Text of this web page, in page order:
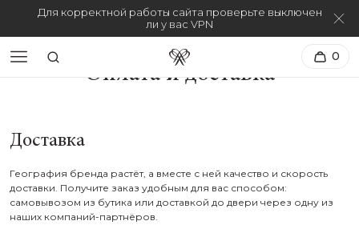
Для корректной работы сайта проверьте выключен
ли у вас VPN
0
Оплата и доставка
Доставка
География бренда растёт, а вместе с ней качество и скорость
доставки. Получите заказ удобным для вас способом:
самовывозом из бутика или доставкой до двери через одну из
наших компаний-партнёров.